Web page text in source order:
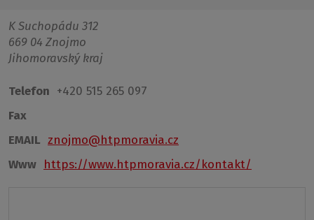
K Suchopádu 312
669 04 Znojmo
Jihomoravský kraj
Telefon +420 515 265 097
Fax
EMAIL znojmo@htpmoravia.cz
Www https://www.htpmoravia.cz/kontakt/